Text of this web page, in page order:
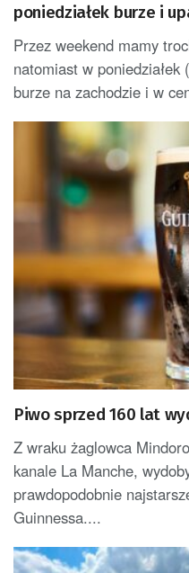
poniedziałek burze i
Przez weekend mamy
natomiast w
burze na zachodzie i w
Piwo sprzed 160 lat
Z wraku żaglowca
kanale La Manche,
prawdopodobnie
Guinnessa....